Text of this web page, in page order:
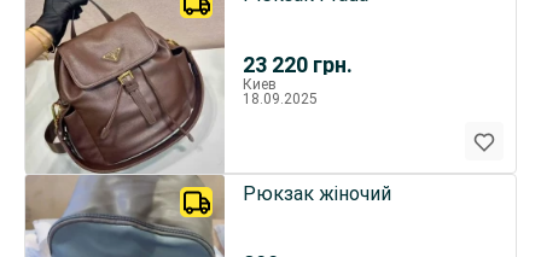
23 220 грн.
Киев
18.09.2025
Рюкзак жіночий